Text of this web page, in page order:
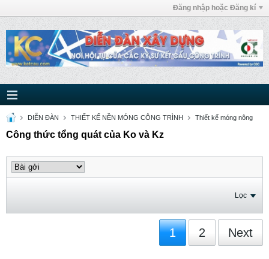
Đăng nhập hoặc Đăng kí
DIỄN ĐÀN THIẾT KẾ NỀN MÓNG CÔNG TRÌNH Thiết kế móng nông
Công thức tổng quát của Ko và Kz
Lọc
1 2 Next